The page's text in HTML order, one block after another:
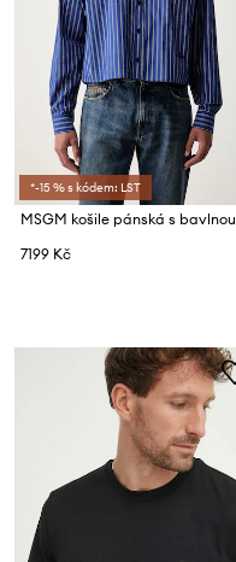
*-15 % s kódem: LST
MSGM košile pánská s bavlnou
7199 Kč